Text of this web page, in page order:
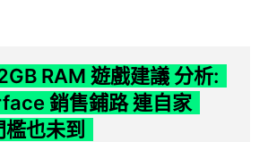
RAM 遊戲建議 分析:
銷售鋪路 連自家
也未到